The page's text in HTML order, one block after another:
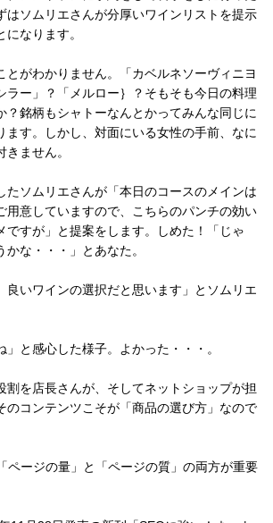
はソムリエさんが分厚いワインリストを提示
なります。
とがわかりません。「カベルネソーヴィニヨ
ラー」？「メルロー｝？そもそも今日の料理
？銘柄もシャトーなんとかってみんな同じに
ます。しかし、対面にいる女性の手前、なに
ません。
たソムリエさんが「本日のコースのメインは
用意していますので、こちらのパンチの効い
ですが」と提案をします。しめた！「じゃ
な・・・」とあなた。
良いワインの選択だと思います」とソムリエ
と感心した様子。よかった・・・。
割を店長さんが、そしてネットショップが担
のコンテンツこそが「商品の選び方」なので
ページの量」と「ページの質」の両方が重要